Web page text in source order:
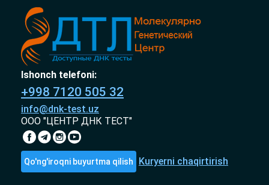
Ishonch telefoni:
+998 7120 505 32
info@dnk-test.uz
ООО "ЦЕНТР ДНК ТЕСТ"
Qo'ng'iroqni buyurtma qilish Kuryerni chaqirtirish